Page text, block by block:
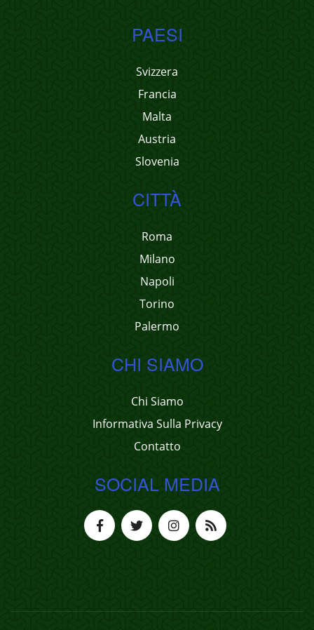
PAESI
Svizzera
Francia
Malta
Austria
Slovenia
CITTÀ
Roma
Milano
Napoli
Torino
Palermo
CHI SIAMO
Chi Siamo
Informativa Sulla Privacy
Contatto
SOCIAL MEDIA